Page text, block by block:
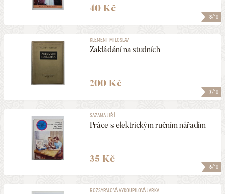
8/10
40 Kč
7/10
KLEMENT MILOSLAV
Zakládání na studních
200 Kč
6/10
SAZAMA JIŘÍ
Práce s elektrickým ručním nářadím
35 Kč
ROZSYPALOVÁ VYKOUPILOVÁ JARKA